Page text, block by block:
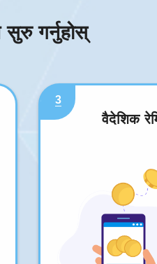
सुरु गर्नुहोस्
3
वैदेशिक